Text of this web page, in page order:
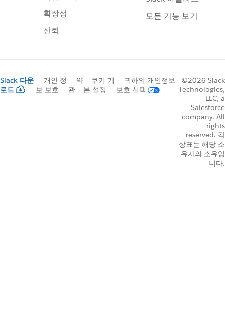
확장성
신뢰
모든 기능 보기
Slack 다운
로드
개인 정
보 보호
약
관
쿠키 기
본 설정
귀하의 개인정보
보호 선택
©2026 Slack
Technologies,
LLC, a
Salesforce
company. All
rights
reserved. 각
상표는 해당 소
유자의 소유입
니다.